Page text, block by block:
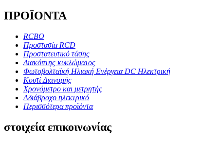
ΠΡΟΪΟΝΤΑ
RCBO
Προστασία RCD
Προστατευτικό τάσης
Διακόπτης κυκλώματος
Φωτοβολταϊκή Ηλιακή Ενέργεια DC Ηλεκτρική
Κουτί Διανομής
Χρονόμετρο και μετρητής
Αδιάβροχο ηλεκτρικό
Περισσότερα προϊόντα
στοιχεία επικοινωνίας